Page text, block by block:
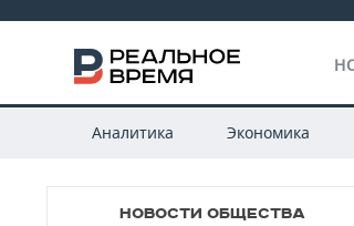
Аналитика Экономика
НОВОСТИ ОБЩЕСТВА